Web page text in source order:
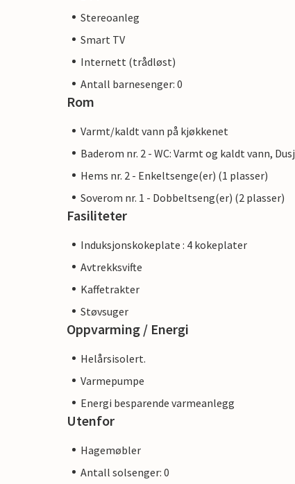
Stereoanleg
Smart TV
Internett (trådløst)
Antall barnesenger: 0
Rom
Varmt/kaldt vann på kjøkkenet
Baderom nr. 2 - WC: Varmt og kaldt vann, Dusj
Hems nr. 2 - Enkeltsenge(er) (1 plasser)
Soverom nr. 1 - Dobbeltseng(er) (2 plasser)
Fasiliteter
Induksjonskokeplate : 4 kokeplater
Avtrekksvifte
Kaffetrakter
Støvsuger
Oppvarming / Energi
Helårsisolert.
Varmepumpe
Energi besparende varmeanlegg
Utenfor
Hagemøbler
Antall solsenger: 0